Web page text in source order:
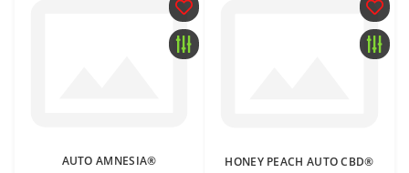
AUTO AMNESIA® HONEY PEACH AUTO CBD®